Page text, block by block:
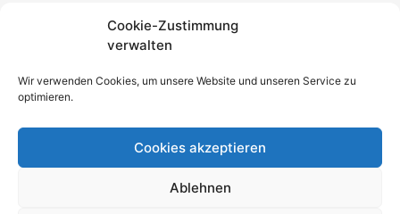
Cookie-Zustimmung
verwalten
Wir verwenden Cookies, um unsere Website und unseren Service zu
optimieren.
Cookies akzeptieren
Ablehnen
Impressum Datenschutz AGB
Kontakt
Cookie-Richtlinie (EU)